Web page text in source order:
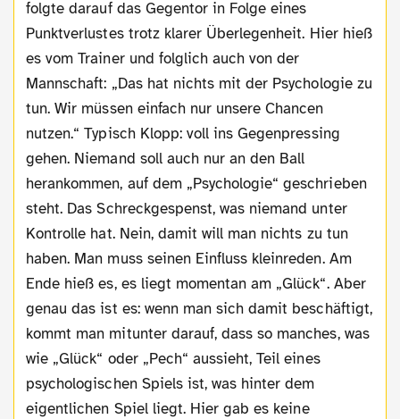
folgte darauf das Gegentor in Folge eines
Punktverlustes trotz klarer Überlegenheit. Hier hieß
es vom Trainer und folglich auch von der
Mannschaft: „Das hat nichts mit der Psychologie zu
tun. Wir müssen einfach nur unsere Chancen
nutzen.“ Typisch Klopp: voll ins Gegenpressing
gehen. Niemand soll auch nur an den Ball
herankommen, auf dem „Psychologie“ geschrieben
steht. Das Schreckgespenst, was niemand unter
Kontrolle hat. Nein, damit will man nichts zu tun
haben. Man muss seinen Einfluss kleinreden. Am
Ende hieß es, es liegt momentan am „Glück“. Aber
genau das ist es: wenn man sich damit beschäftigt,
kommt man mitunter darauf, dass so manches, was
wie „Glück“ oder „Pech“ aussieht, Teil eines
psychologischen Spiels ist, was hinter dem
eigentlichen Spiel liegt. Hier gab es keine